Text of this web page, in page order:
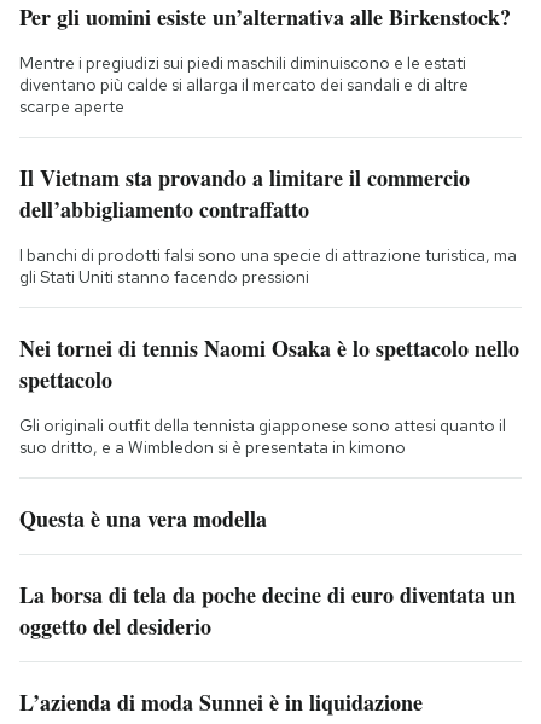
Per gli uomini esiste un’alternativa alle Birkenstock?
Mentre i pregiudizi sui piedi maschili diminuiscono e le estati
diventano più calde si allarga il mercato dei sandali e di altre
scarpe aperte
Il Vietnam sta provando a limitare il commercio
dell’abbigliamento contraffatto
I banchi di prodotti falsi sono una specie di attrazione turistica, ma
gli Stati Uniti stanno facendo pressioni
Nei tornei di tennis Naomi Osaka è lo spettacolo nello
spettacolo
Gli originali outfit della tennista giapponese sono attesi quanto il
suo dritto, e a Wimbledon si è presentata in kimono
Questa è una vera modella
La borsa di tela da poche decine di euro diventata un
oggetto del desiderio
L’azienda di moda Sunnei è in liquidazione